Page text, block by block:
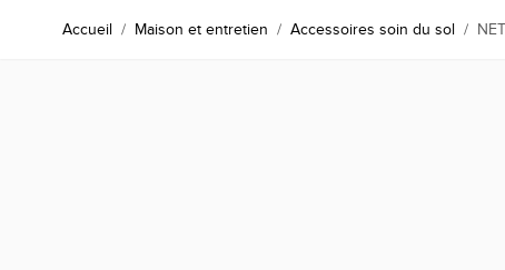
Accueil / Maison et entretien / Accessoires soin du sol /